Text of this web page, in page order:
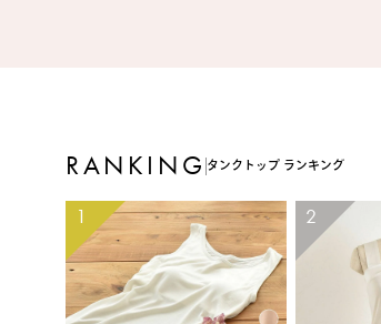
タンクトップ ランキング